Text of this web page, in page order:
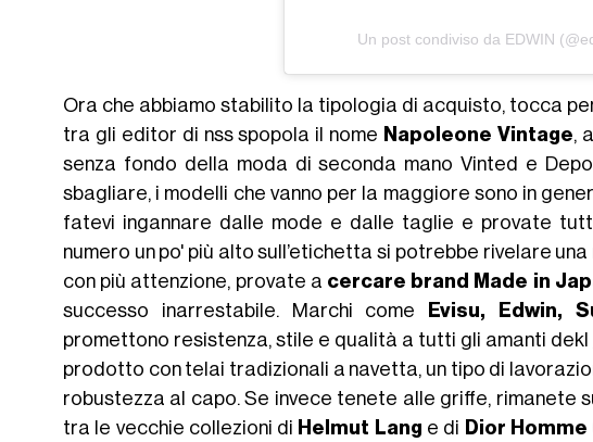
Un post condiviso da EDWIN
Ora che abbiamo stabilito la tipologia di acquisto, tocca
tra gli editor di nss spopola il nome Napoleone Vintage,
senza fondo della moda di seconda mano Vinted e
sbagliare, i modelli che vanno per la maggiore sono in
fatevi ingannare dalle mode e dalle taglie e provate
numero un po' più alto sull’etichetta si potrebbe rivelare
con più attenzione, provate a cercare brand Made in
successo inarrestabile. Marchi come
Evisu, Edwin,
promettono resistenza, stile e qualità a tutti gli amanti dekl
prodotto con telai tradizionali a navetta, un tipo di
robustezza al capo. Se invece tenete alle griffe, rimanete
tra le vecchie collezioni di Helmut Lang e di Dior Homme